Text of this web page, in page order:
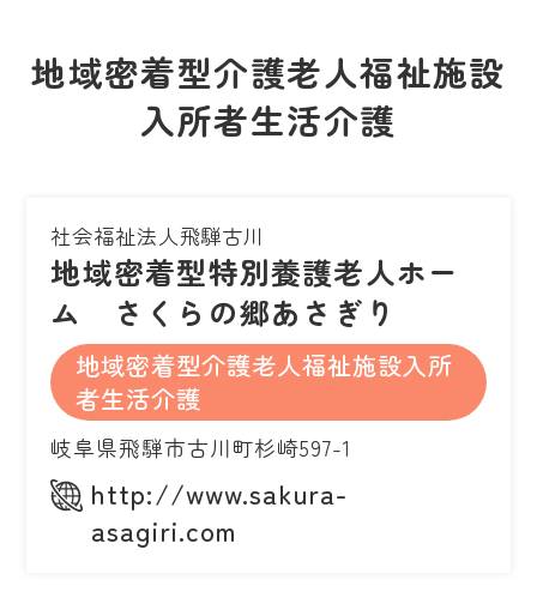
地域密着型介護老人福祉施設
入所者生活介護
社会福祉法人飛騨古川
地域密着型特別養護老人ホー
ム さくらの郷あさぎり
地域密着型介護老人福祉施設入所
者生活介護
岐阜県飛騨市古川町杉崎597-1
http://www.sakura-
asagiri.com